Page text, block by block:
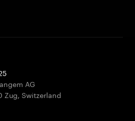
AG
Zug, Switzerland